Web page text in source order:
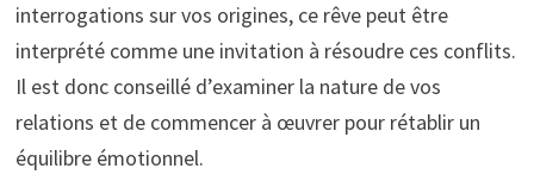
interrogations sur vos origines, ce rêve peut être
interprété comme une invitation à résoudre ces conflits.
Il est donc conseillé d’examiner la nature de vos
relations et de commencer à œuvrer pour rétablir un
équilibre émotionnel.